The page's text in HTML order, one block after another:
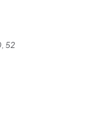
52